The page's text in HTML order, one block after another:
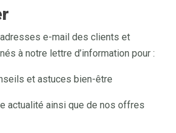
e-mail des clients et
à notre lettre d’information pour :
et astuces bien-être
actualité ainsi que de nos offres